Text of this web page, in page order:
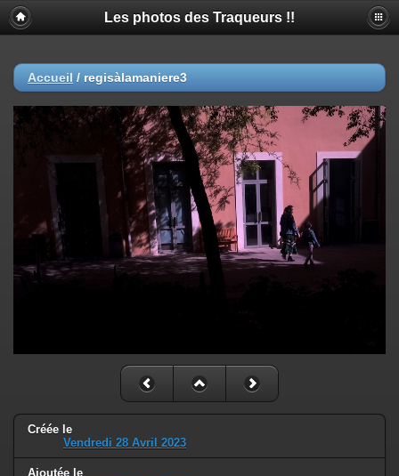
Les photos des Traqueurs !!
Accueil / regisàlamaniere3
Créée le
Vendredi 28 Avril 2023
Ajoutée le